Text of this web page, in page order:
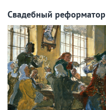
Свадебный реформатор